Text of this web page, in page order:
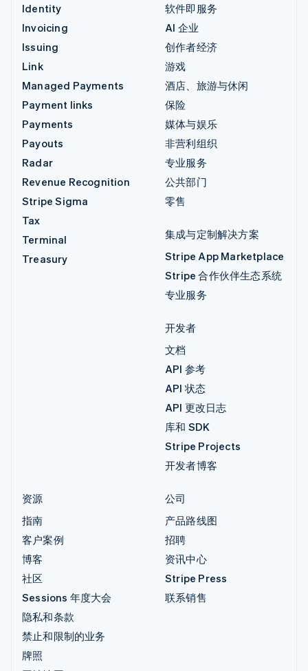
Identity
Invoicing
Issuing
Link
Managed Payments
Payment links
Payments
Payouts
Radar
Revenue Recognition
Stripe Sigma
Tax
Terminal
Treasury
软件即服务
AI 企业
创作者经济
游戏
酒店、旅游与休闲
保险
媒体与娱乐
非营利组织
专业服务
公共部门
零售
集成与定制解决方案
Stripe App Marketplace
Stripe 合作伙伴生态系统
专业服务
开发者
文档
API 参考
API 状态
API 更改日志
库和 SDK
Stripe Projects
开发者博客
资源
指南
客户案例
博客
社区
Sessions 年度大会
隐私和条款
禁止和限制的业务
牌照
公司
产品路线图
招聘
资讯中心
Stripe Press
联系销售